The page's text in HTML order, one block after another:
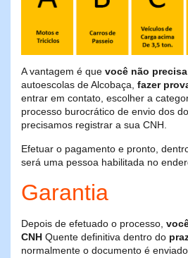
A vantagem é que você não precisa
autoescolas de Alcobaça, fazer
entrar em contato, escolher a
processo burocrático de envio dos
precisamos registrar a sua CNH.
Efetuar o pagamento e pronto,
será uma pessoa habilitada no
Garantia
Depois de efetuado o processo,
CNH Quente definitiva dentro do
normalmente o documento é